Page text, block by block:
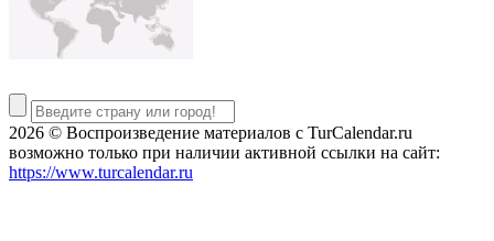
2026 © Воспроизведение материалов c TurCalendar.ru
возможно только при наличии активной ссылки на сайт:
https://www.turcalendar.ru